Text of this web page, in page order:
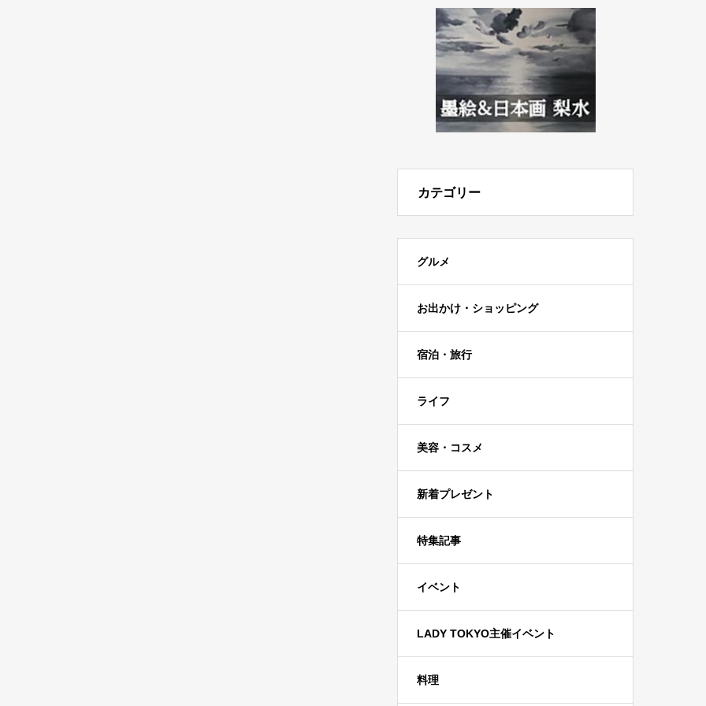
カテゴリー
グルメ
お出かけ・ショッピング
宿泊・旅行
ライフ
美容・コスメ
新着プレゼント
特集記事
イベント
LADY TOKYO主催イベント
料理